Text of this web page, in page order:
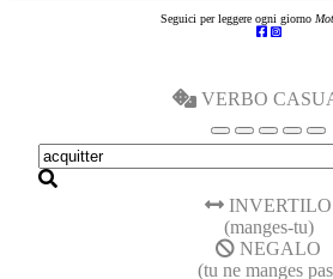
Seguici per leggere ogni giorno
VERBO
INVERTILO
(manges-tu)
NEGALO
(tu ne manges